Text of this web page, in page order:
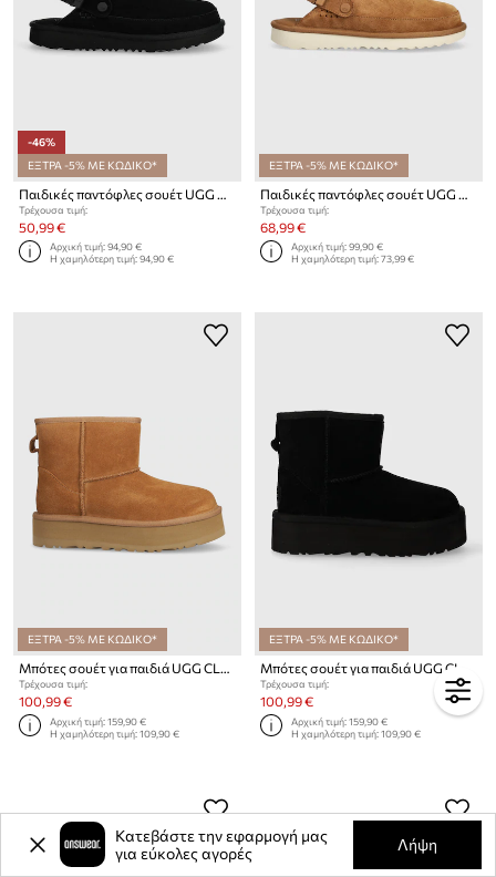
-46%
ΕΞΤΡΑ -5% ΜΕ ΚΩΔΙΚΟ*
Τρέχουσα τιμή:
50,99 €
Αρχική τιμή:94,90 €
Η χαμηλότερη τιμή:94,90 €
ΕΞΤΡΑ -5% ΜΕ ΚΩΔΙΚΟ*
Τρέχουσα τιμή:
68,99 €
Αρχική τιμή:99,90 €
Η χαμηλότερη τιμή:73,99 €
ΕΞΤΡΑ -5% ΜΕ ΚΩΔΙΚΟ*
Μπότες σουέτ για παιδιά UGG CLASSIC MINI PLATFORM
Τρέχουσα τιμή:
100,99 €
Αρχική τιμή:159,90 €
Η χαμηλότερη τιμή:109,90 €
ΕΞΤΡΑ -5% ΜΕ ΚΩΔΙΚΟ*
Τρέχουσα τιμή:
100,99 €
Αρχική τιμή:159,90 €
Η χαμηλότερη τιμή:109,90 €
Κατεβάστε την εφαρμογή μας
για εύκολες αγορές
Λήψη